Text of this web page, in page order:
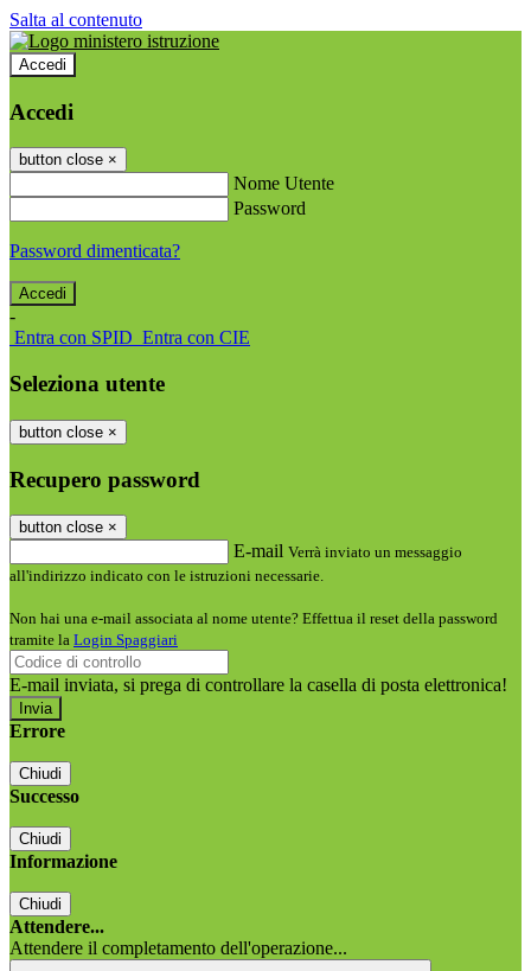
Salta al contenuto
Accedi
Accedi
button close ×
Nome Utente
Password
Password dimenticata?
-
Entra con SPID Entra con CIE
Seleziona utente
button close ×
Recupero password
button close ×
E-mail Verrà inviato un messaggio
all'indirizzo indicato con le istruzioni necessarie.
Non hai una e-mail associata al nome utente? Effettua il reset della password
tramite la Login Spaggiari
E-mail inviata, si prega di controllare la casella di posta elettronica!
Errore
Chiudi
Successo
Chiudi
Informazione
Chiudi
Attendere...
Attendere il completamento dell'operazione...